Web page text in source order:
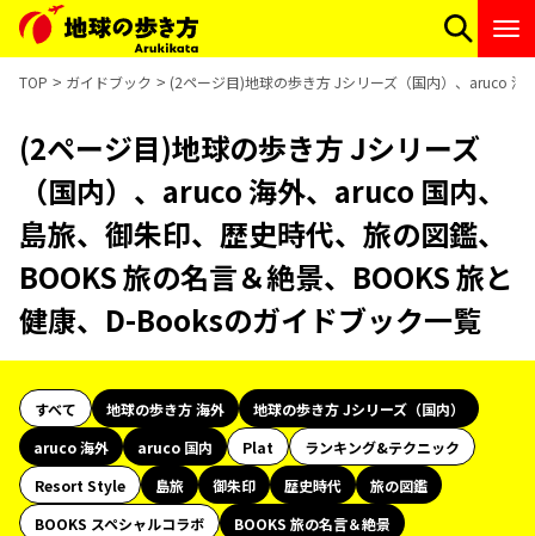
TOP ガイドブック (2ページ目)地球の歩き方 Jシリーズ（国内）、aruco
(2ページ目)地球の歩き方 Jシリーズ
（国内）、aruco 海外、aruco 国内、
島旅、御朱印、歴史時代、旅の図鑑、
BOOKS 旅の名言＆絶景、BOOKS 旅と
健康、D-Booksのガイドブック一覧
すべて 地球の歩き方 海外
地球の歩き方 Jシリーズ（国内）
aruco 海外
aruco 国内 Plat
ランキング&テクニック
Resort Style
島旅 御朱印 歴史時代
旅の図鑑
BOOKS スペシャルコラボ
BOOKS 旅の名言＆絶景